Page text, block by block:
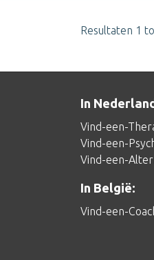
Resultaten 1
In
Vind-een-
Vind-een-
Vind-een-
In België:
Vind-een-